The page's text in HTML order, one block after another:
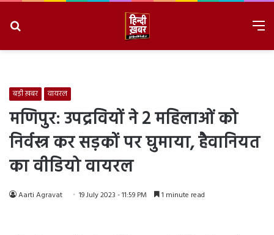
बड़ी ख़बर वायरल
मणिपुर: उपद्रवियों ने 2 महिलाओं को
निर्वस्त्र कर सड़कों पर घुमाया, हैवानियत
का वीडियो वायरल
Aarti Agravat 19 July 2023 - 11:59 PM 1 minute read